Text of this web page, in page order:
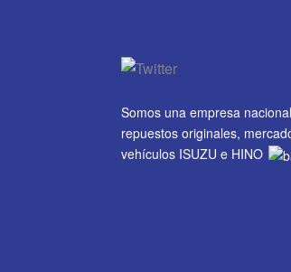
Somos una empresa
repuestos originales,
vehículos ISUZU e HINO